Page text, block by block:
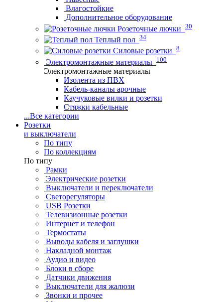
Влагостойкие
Дополнительное оборудование
Розеточные лючки 30
Теплый пол 34
Силовые розетки 8
Электромонтажные материалы 100
Электромонтажные материалы
Изолента из ПВХ
Кабель-каналы арочные
Каучуковые вилки и розетки
Стяжки кабельные
...Все категории
Розетки
и выключатели
По типу
По коллекциям
По типу
Рамки
Электрические розетки
Выключатели и переключатели
Светорегуляторы
USB Розетки
Телевизионные розетки
Интернет и телефон
Термостаты
Выводы кабеля и заглушки
Накладной монтаж
Аудио и видео
Блоки в сборе
Датчики движения
Выключатели для жалюзи
Звонки и прочее